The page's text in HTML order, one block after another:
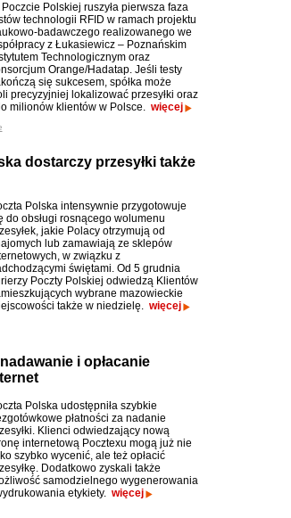
Poczcie Polskiej ruszyła pierwsza faza
technologii RFID w ramach projektu
badawczego realizowanego we
z Łukasiewicz – Poznańskim
Technologicznym oraz
Orange/Hadatap. Jeśli testy
się sukcesem, spółka może
precyzyjniej lokalizować przesyłki oraz
milionów klientów w Polsce. więcej
dostarczy przesyłki także
Polska intensywnie przygotowuje
do obsługi rosnącego wolumenu
jakie Polacy otrzymują od
lub zamawiają ze sklepów
w związku z
świętami. Od 5 grudnia
Poczty Polskiej odwiedzą Klientów
wybrane mazowieckie
także w niedzielę. więcej
i opłacanie
Polska udostępniła szybkie
płatności za nadanie
Klienci odwiedzający nową
internetową Pocztexu mogą już nie
szybko wycenić, ale też opłacić
Dodatkowo zyskali także
samodzielnego wygenerowania
etykiety. więcej